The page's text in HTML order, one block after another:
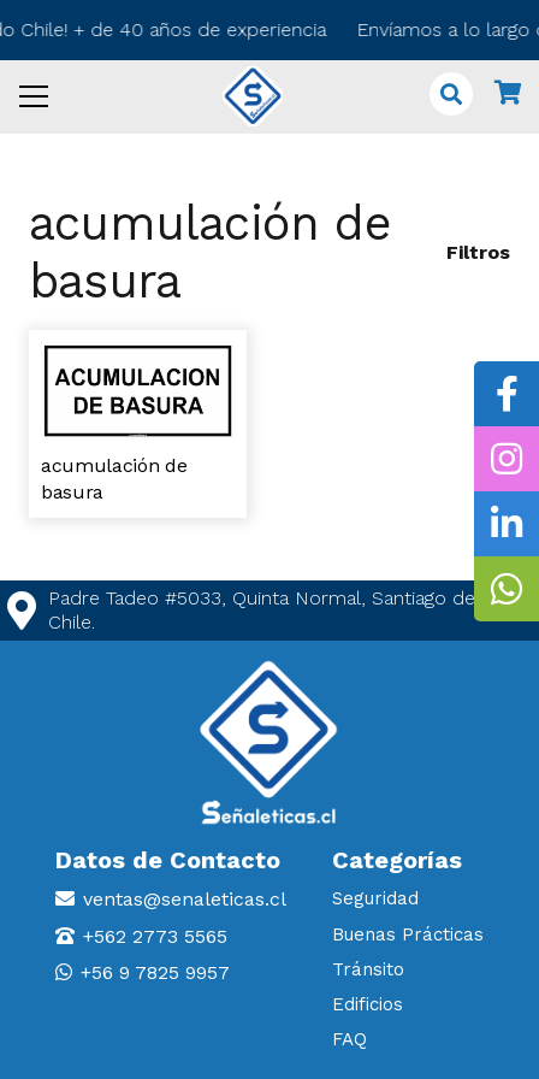
Chile! + de 40 años de experiencia Envíamos a lo
acumulación de
basura
Filtros
acumulación de
basura
Padre Tadeo #5033, Quinta Normal, Santiago de
Chile.
Datos de Contacto
ventas@senaleticas.cl
+562 2773 5565
+56 9 7825 9957
Categorías
Seguridad
Buenas Prácticas
Tránsito
Edificios
FAQ